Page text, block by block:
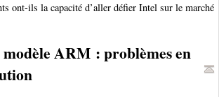
ont-ils la capacité d’aller défier Intel sur le marché
ARM : problèmes en